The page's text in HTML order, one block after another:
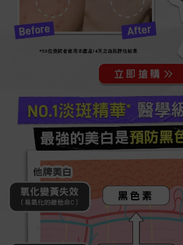
*50位受試者使用本產品14天之自我評估結果
NO.1淡斑精華* 醫學
最強的美白是預防黑
他牌美白
氧化變黃失效
（易氧化的維他命C）
黑色素